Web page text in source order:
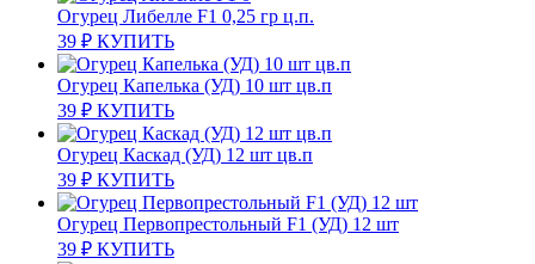
Огурец Либелле F1 0,25 гр ц.п.
39 ₽ КУПИТЬ
Огурец Капелька (УД) 10 шт цв.п
39 ₽ КУПИТЬ
Огурец Каскад (УД) 12 шт цв.п
39 ₽ КУПИТЬ
Огурец Первопрестольный F1 (УД) 12 шт
39 ₽ КУПИТЬ